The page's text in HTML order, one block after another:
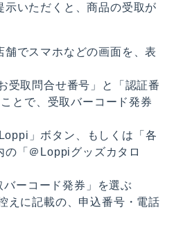
示いただくと、商品の受取が
でスマホなどの画面を、表
受取問合せ番号」と「認証番
とで、受取バーコード発券
」ボタン、もしくは「各
の「＠Loppiグッズカタロ
ーコード発券」を選ぶ
えに記載の、申込番号・電話